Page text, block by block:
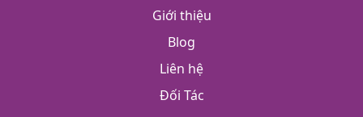
Giới thiệu
Blog
Liên hệ
Đối Tác